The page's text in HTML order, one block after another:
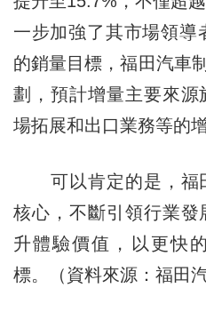
一步加強了其市場領導
的銷量目標，福田汽車
劃，預計增量主要來
場拓展和出口業務等的增
可以肯定的是，福
核心，不斷引領行業
升體驗價值，以更快
標。（資料來源：福田汽